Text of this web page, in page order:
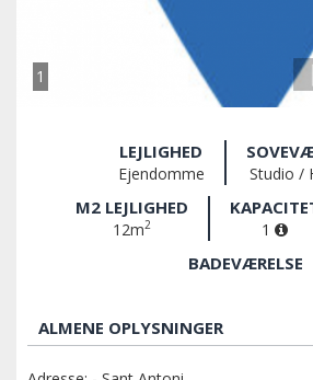
1
LEJLIGHED
Ejendomme Studio /
M2 LEJLIGHED
12m2 1
BADEVÆRELSE
ALMENE OPLYSNINGER